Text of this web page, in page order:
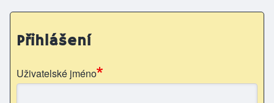
Přihlášení
Uživatelské jméno